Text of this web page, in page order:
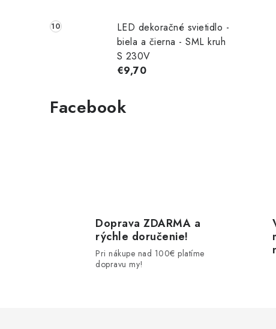
LED dekoračné svietidlo -
biela a čierna - SML kruh
S 230V
€9,70
Facebook
Doprava ZDARMA a
rýchle doručenie!
Pri nákupe nad 100€ platíme
dopravu my!